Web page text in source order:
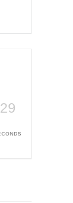
29